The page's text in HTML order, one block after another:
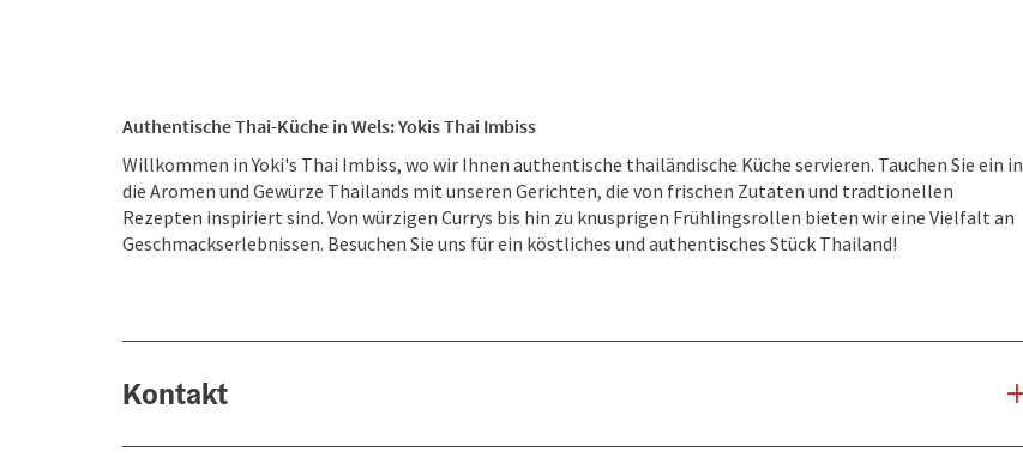
Authentische Thai-Küche in Wels: Yokis Thai Imbiss
Willkommen in Yoki's Thai Imbiss, wo wir Ihnen authentische thailändische Küche servieren. Tauchen Sie ein in
die Aromen und Gewürze Thailands mit unseren Gerichten, die von frischen Zutaten und tradtionellen
Rezepten inspiriert sind. Von würzigen Currys bis hin zu knusprigen Frühlingsrollen bieten wir eine Vielfalt an
Geschmackserlebnissen. Besuchen Sie uns für ein köstliches und authentisches Stück Thailand!
Kontakt